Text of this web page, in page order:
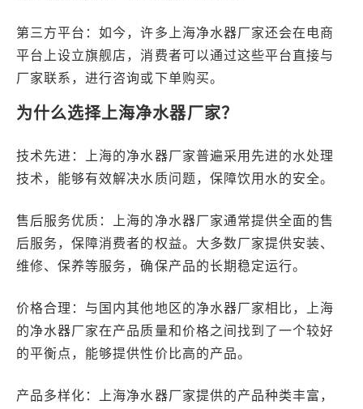
第三方平台：如今，许多上海净水器厂家还会在电商
平台上设立旗舰店，消费者可以通过这些平台直接与
厂家联系，进行咨询或下单购买。
为什么选择上海净水器厂家？
技术先进：上海的净水器厂家普遍采用先进的水处理
技术，能够有效解决水质问题，保障饮用水的安全。
售后服务优质：上海的净水器厂家通常提供全面的售
后服务，保障消费者的权益。大多数厂家提供安装、
维修、保养等服务，确保产品的长期稳定运行。
价格合理：与国内其他地区的净水器厂家相比，上海
的净水器厂家在产品质量和价格之间找到了一个较好
的平衡点，能够提供性价比高的产品。
产品多样化：上海净水器厂家提供的产品种类丰富，